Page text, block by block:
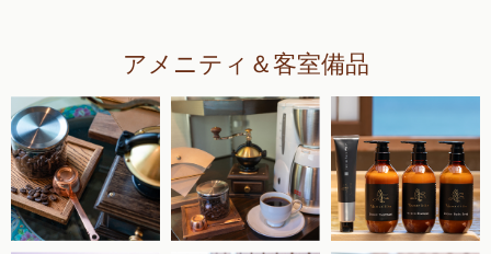
アメニティ＆客室備品